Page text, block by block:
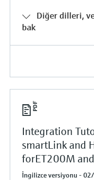
Diğer dilleri,
bak
Integration
smartLink and
forET200M
İngilizce versiyonu -